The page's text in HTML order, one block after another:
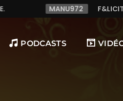
MANU972 F&LICITATION
PODCASTS